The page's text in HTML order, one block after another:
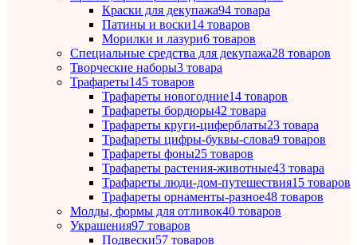
Краски для декупажа94 товара
Патины и воски14 товаров
Морилки и лазури6 товаров
Специальные средства для декупажа28 товаров
Творческие наборы3 товара
Трафареты145 товаров
Трафареты новогодние14 товаров
Трафареты бордюры42 товара
Трафареты круги-циферблаты23 товара
Трафареты цифры-буквы-слова9 товаров
Трафареты фоны25 товаров
Трафареты растения-животные43 товара
Трафареты люди-дом-путешествия15 товаров
Трафареты орнаменты-разное48 товаров
Молды, формы для отливок40 товаров
Украшения97 товаров
Подвески57 товаров